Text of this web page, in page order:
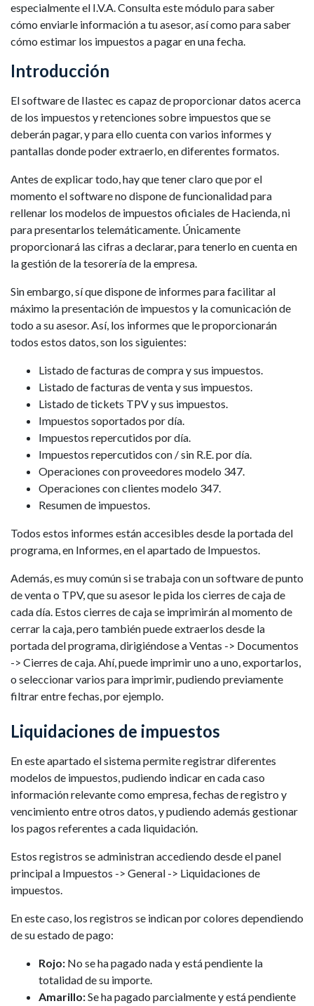
especialmente el I.V.A. Consulta este módulo para saber
cómo enviarle información a tu asesor, así como para saber
cómo estimar los impuestos a pagar en una fecha.
Introducción
El software de Ilastec es capaz de proporcionar datos acerca
de los impuestos y retenciones sobre impuestos que se
deberán pagar, y para ello cuenta con varios informes y
pantallas donde poder extraerlo, en diferentes formatos.
Antes de explicar todo, hay que tener claro que por el
momento el software no dispone de funcionalidad para
rellenar los modelos de impuestos oficiales de Hacienda, ni
para presentarlos telemáticamente. Únicamente
proporcionará las cifras a declarar, para tenerlo en cuenta en
la gestión de la tesorería de la empresa.
Sin embargo, sí que dispone de informes para facilitar al
máximo la presentación de impuestos y la comunicación de
todo a su asesor. Así, los informes que le proporcionarán
todos estos datos, son los siguientes:
Listado de facturas de compra y sus impuestos.
Listado de facturas de venta y sus impuestos.
Listado de tickets TPV y sus impuestos.
Impuestos soportados por día.
Impuestos repercutidos por día.
Impuestos repercutidos con / sin R.E. por día.
Operaciones con proveedores modelo 347.
Operaciones con clientes modelo 347.
Resumen de impuestos.
Todos estos informes están accesibles desde la portada del
programa, en Informes, en el apartado de Impuestos.
Además, es muy común si se trabaja con un software de punto
de venta o TPV, que su asesor le pida los cierres de caja de
cada día. Estos cierres de caja se imprimirán al momento de
cerrar la caja, pero también puede extraerlos desde la
portada del programa, dirigiéndose a Ventas -> Documentos
-> Cierres de caja. Ahí, puede imprimir uno a uno, exportarlos,
o seleccionar varios para imprimir, pudiendo previamente
filtrar entre fechas, por ejemplo.
Liquidaciones de impuestos
En este apartado el sistema permite registrar diferentes
modelos de impuestos, pudiendo indicar en cada caso
información relevante como empresa, fechas de registro y
vencimiento entre otros datos, y pudiendo además gestionar
los pagos referentes a cada liquidación.
Estos registros se administran accediendo desde el panel
principal a Impuestos -> General -> Liquidaciones de
impuestos.
En este caso, los registros se indican por colores dependiendo
de su estado de pago:
Rojo: No se ha pagado nada y está pendiente la
totalidad de su importe.
Amarillo:Se ha pagado parcialmente y está pendiente